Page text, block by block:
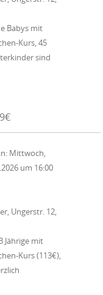
Babys mit
Kurs, 45
sind
Mittwoch,
um 16:00
Ungerstr. 12,
Jährige mit
Kurs (113€),